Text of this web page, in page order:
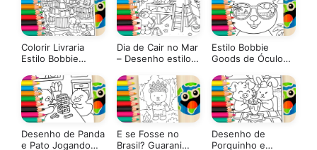
Colorir Livraria
Estilo Bobbie
Dia de Cair no Mar
– Desenho estilo
Estilo Bobbie
Goods de Óculos
para Colorir
Desenho de Panda
e Pato Jogando
E se Fosse no
Brasil? Guarani
Desenho de
Porquinho e